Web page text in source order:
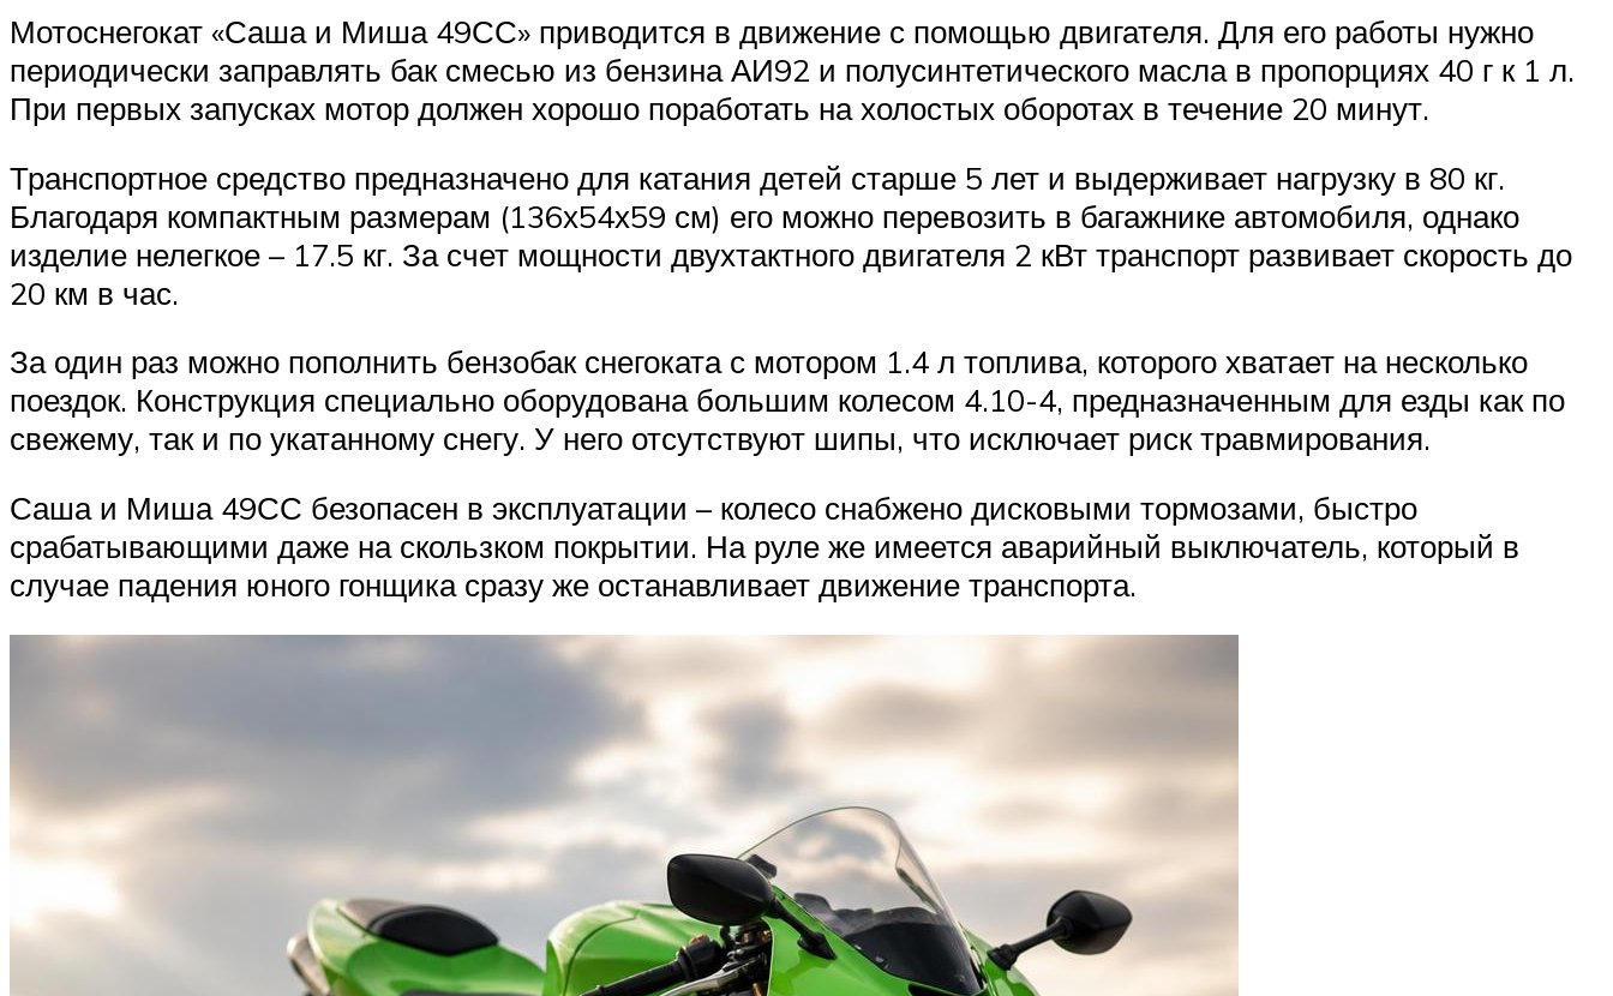
Мотоснегокат «Саша и Миша 49СС» приводится в движение с помощью двигателя. Для его работы нужно
периодически заправлять бак смесью из бензина АИ92 и полусинтетического масла в пропорциях 40 г к 1 л.
При первых запусках мотор должен хорошо поработать на холостых оборотах в течение 20 минут.
Транспортное средство предназначено для катания детей старше 5 лет и выдерживает нагрузку в 80 кг.
Благодаря компактным размерам (136х54х59 см) его можно перевозить в багажнике автомобиля, однако
изделие нелегкое – 17.5 кг. За счет мощности двухтактного двигателя 2 кВт транспорт развивает скорость до
20 км в час.
За один раз можно пополнить бензобак снегоката с мотором 1.4 л топлива, которого хватает на несколько
поездок. Конструкция специально оборудована большим колесом 4.10-4, предназначенным для езды как по
свежему, так и по укатанному снегу. У него отсутствуют шипы, что исключает риск травмирования.
Саша и Миша 49СС безопасен в эксплуатации – колесо снабжено дисковыми тормозами, быстро
срабатывающими даже на скользком покрытии. На руле же имеется аварийный выключатель, который в
случае падения юного гонщика сразу же останавливает движение транспорта.